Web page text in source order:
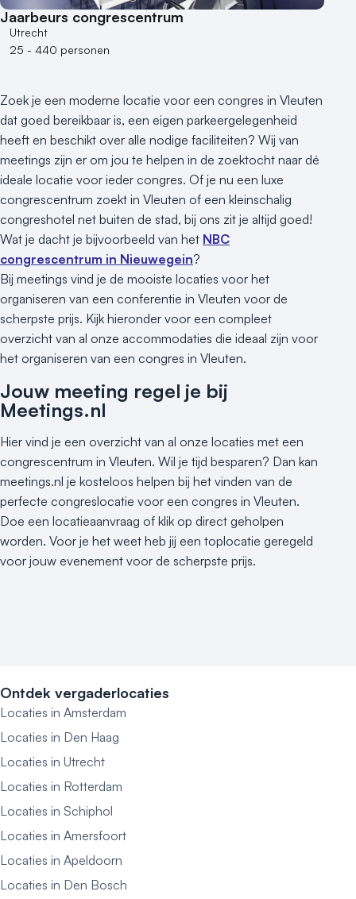
250 - 500 personen
500+ personen
Bijzondere locaties
Duurzame locatie
Groene locatie
Heisessie
Hotel
Industriële locatie
Kasteel en landgoed
Kleine / intieme locatie
Locaties aan zee
Museum
Theater
Varende locatie
Jaarbeurs congrescentrum
Utrecht
25 - 440 personen
Zoek je een moderne locatie voor een congres in Vleuten
dat goed bereikbaar is, een eigen parkeergelegenheid
heeft en beschikt over alle nodige faciliteiten? Wij van
meetings zijn er om jou te helpen in de zoektocht naar dé
ideale locatie voor ieder congres. Of je nu een luxe
congrescentrum zoekt in Vleuten of een kleinschalig
congreshotel net buiten de stad, bij ons zit je altijd goed!
Wat je dacht je bijvoorbeeld van het NBC
congrescentrum in Nieuwegein?
Bij meetings vind je de mooiste locaties voor het
organiseren van een conferentie in Vleuten voor de
scherpste prijs. Kijk hieronder voor een compleet
overzicht van al onze accommodaties die ideaal zijn voor
het organiseren van een congres in Vleuten.
Jouw meeting regel je bij
Meetings.nl
Hier vind je een overzicht van al onze locaties met een
congrescentrum in Vleuten. Wil je tijd besparen? Dan kan
meetings.nl je kosteloos helpen bij het vinden van de
perfecte congreslocatie voor een congres in Vleuten.
Doe een locatieaanvraag of klik op direct geholpen
worden. Voor je het weet heb jij een toplocatie geregeld
voor jouw evenement voor de scherpste prijs.
Ontdek vergaderlocaties
Locaties in Amsterdam
Locaties in Den Haag
Locaties in Utrecht
Locaties in Rotterdam
Locaties in Schiphol
Locaties in Amersfoort
Locaties in Apeldoorn
Locaties in Den Bosch